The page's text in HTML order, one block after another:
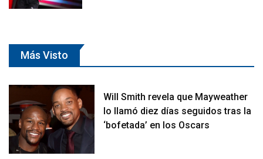
Más Visto
Will Smith revela que Mayweather
lo llamó diez días seguidos tras la
‘bofetada’ en los Oscars